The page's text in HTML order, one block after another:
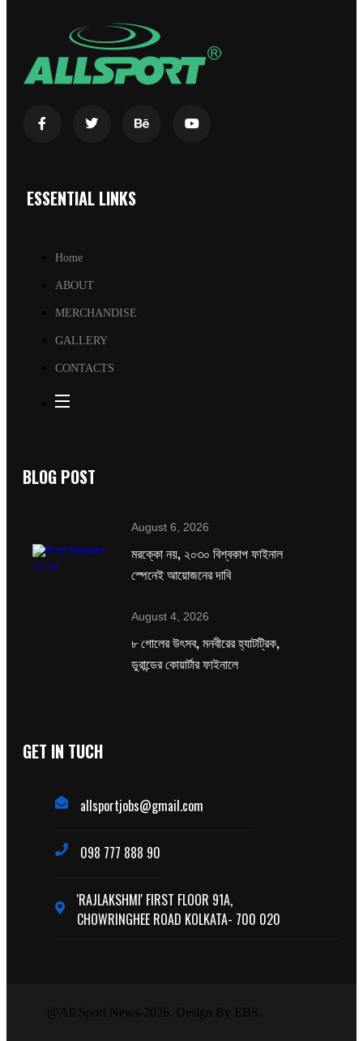
ESSENTIAL LINKS
Home
ABOUT
MERCHANDISE
GALLERY
CONTACTS
BLOG POST
August 6, 2026
মরক্কো নয়, ২০৩০ বিশ্বকাপ ফাইনাল
স্পেনেই আয়োজনের দাবি
August 4, 2026
৮ গোলের উৎসব, মনবীরের হ্যাটট্রিক,
ডুরান্ডের কোয়ার্টার ফাইনালে
GET IN TUCH
allsportjobs@gmail.com
098 777 888 90
'RAJLAKSHMI' FIRST FLOOR 91A,
CHOWRINGHEE ROAD KOLKATA- 700 020
@All Sport News-2026. Design By EBS.